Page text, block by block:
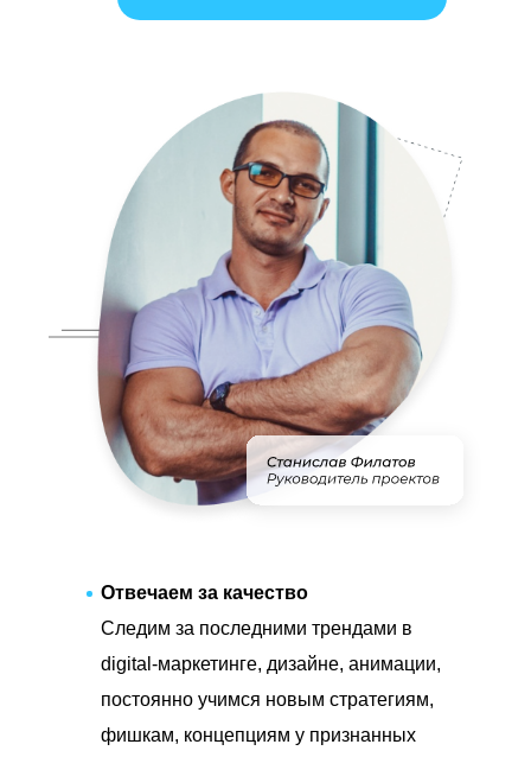
Отвечаем за качество
Следим за последними трендами в
digital-маркетинге, дизайне, анимации,
постоянно учимся новым стратегиям,
фишкам, концепциям у признанных